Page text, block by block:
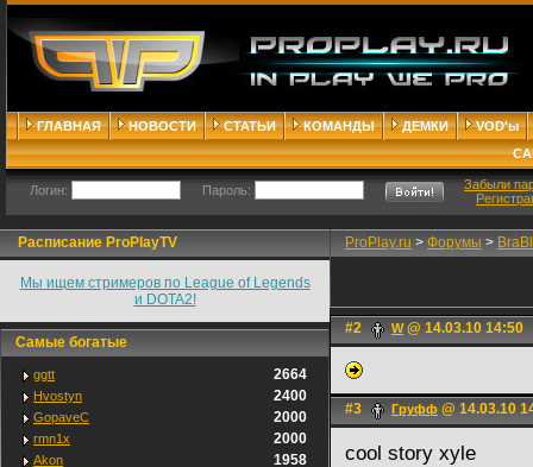
ГЛАВНАЯ НОВОСТИ СТАТЬИ КОМАНДЫ ДЕМКИ
VOD'ы
Логин: Пароль:
Забыли
Расписание ProPlayTV
Мы ищем стримеров по League of Legends
и DOTA2!
Самые богатые
ggtt 2664
Hvostyn 2400
GopaveC 2000
rmn1x 2000
Akon 1958
ProPlay.ru > Форумы >
#2 W@ 14.03.10 14:50
#3 Груфф @ 14.03.10
cool story xyle